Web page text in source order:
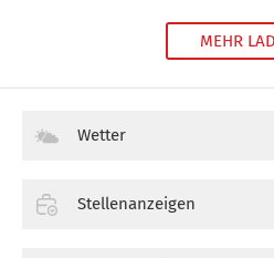
MEHR
Wetter
Stellenanzeigen